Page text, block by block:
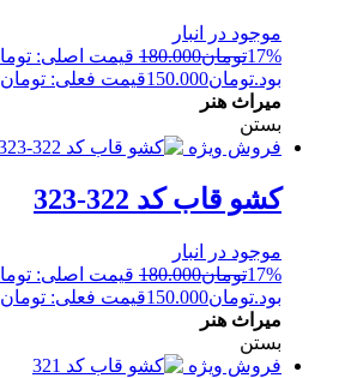
موجود در انبار
17%تومان180.000
بود.تومان150.000قیمت فعلی: تومان150.000.
میراث هنر
بستن
فروش ویژه
کشو قاب کد 322-323
موجود در انبار
17%تومان180.000
بود.تومان150.000قیمت فعلی: تومان150.000.
میراث هنر
بستن
فروش ویژه